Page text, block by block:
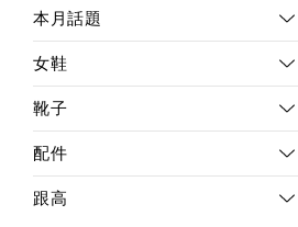
本月話題
女鞋
靴子
配件
跟高